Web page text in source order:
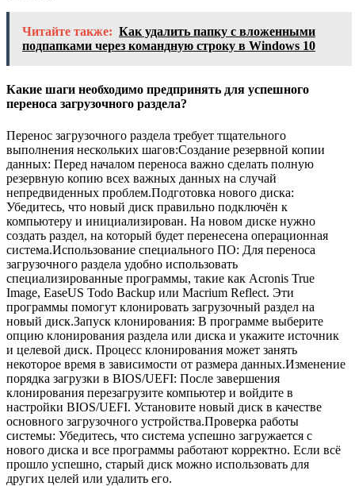
Читайте также: Как удалить папку с вложенными
подпапками через командную строку в Windows 10
Какие шаги необходимо предпринять для успешного
переноса загрузочного раздела?
Перенос загрузочного раздела требует тщательного
выполнения нескольких шагов:Создание резервной копии
данных: Перед началом переноса важно сделать полную
резервную копию всех важных данных на случай
непредвиденных проблем.Подготовка нового диска:
Убедитесь, что новый диск правильно подключён к
компьютеру и инициализирован. На новом диске нужно
создать раздел, на который будет перенесена операционная
система.Использование специального ПО: Для переноса
загрузочного раздела удобно использовать
специализированные программы, такие как Acronis True
Image, EaseUS Todo Backup или Macrium Reflect. Эти
программы помогут клонировать загрузочный раздел на
новый диск.Запуск клонирования: В программе выберите
опцию клонирования раздела или диска и укажите источник
и целевой диск. Процесс клонирования может занять
некоторое время в зависимости от размера данных.Изменение
порядка загрузки в BIOS/UEFI: После завершения
клонирования перезагрузите компьютер и войдите в
настройки BIOS/UEFI. Установите новый диск в качестве
основного загрузочного устройства.Проверка работы
системы: Убедитесь, что система успешно загружается с
нового диска и все программы работают корректно. Если всё
прошло успешно, старый диск можно использовать для
других целей или удалить его.